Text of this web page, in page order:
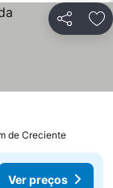
Partilhar
de Creciente
Ver preços